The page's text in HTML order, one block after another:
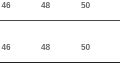
46 48 50
46 48 50